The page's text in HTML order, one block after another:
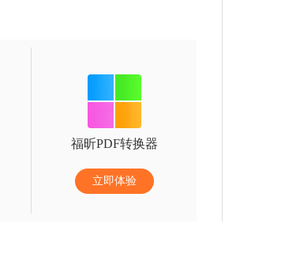
福昕PDF转换器
立即体验